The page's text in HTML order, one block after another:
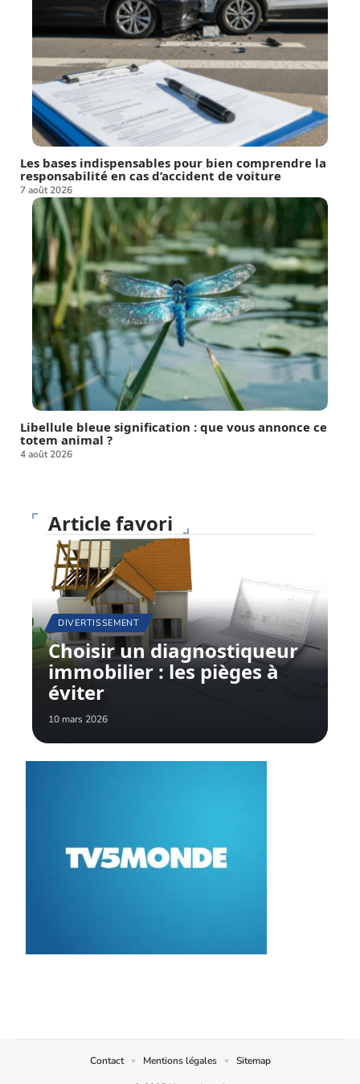
Les bases indispensables pour bien comprendre la
responsabilité en cas d’accident de voiture
7 août 2026
Libellule bleue signification : que vous annonce ce
totem animal ?
4 août 2026
Article favori
DIVERTISSEMENT
Choisir un diagnostiqueur
immobilier : les pièges à
éviter
10 mars 2026
Contact Mentions légales Sitemap